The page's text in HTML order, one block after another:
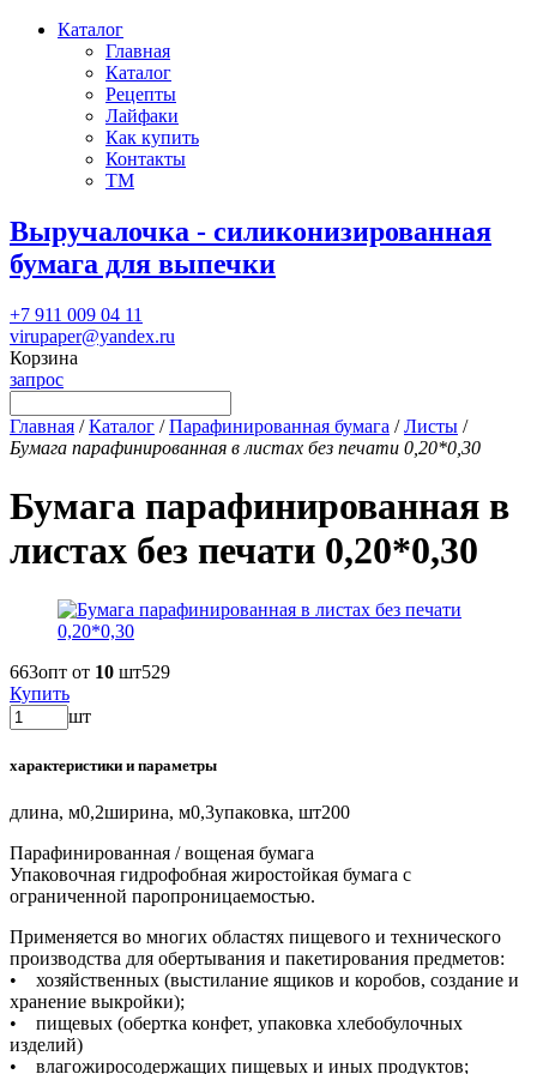
Каталог
Главная
Каталог
Рецепты
Лайфаки
Как купить
Контакты
ТМ
Выручалочка - силиконизированная
бумага для выпечки
+7 911 009 04 11
virupaper@yandex.ru
Корзина
запрос
Главная /Каталог /Парафинированная бумага /Листы /
Бумага парафинированная в листах без печати 0,20*0,30
Бумага парафинированная в
листах без печати 0,20*0,30
663опт от 10 шт529
Купить
шт
характеристики и параметры
длина, м0,2ширина, м0,3упаковка, шт200
Парафинированная / вощеная бумага
Упаковочная гидрофобная жиростойкая бумага с
ограниченной паропроницаемостью.
Применяется во многих областях пищевого и технического
производства для обертывания и пакетирования предметов:
• хозяйственных (выстилание ящиков и коробов, создание и
хранение выкройки);
• пищевых (обертка конфет, упаковка хлебобулочных
изделий)
• влагожиросодержащих пищевых и иных продуктов;